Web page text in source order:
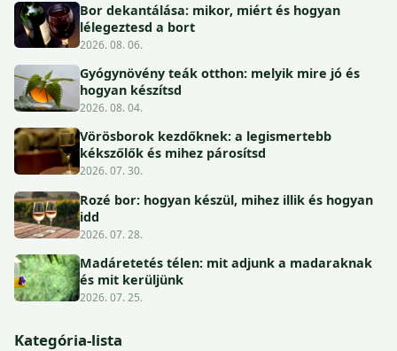
Bor dekantálása: mikor, miért és hogyan
lélegeztesd a bort
2026. 08. 06.
Gyógynövény teák otthon: melyik mire jó és
hogyan készítsd
2026. 08. 04.
Vörösborok kezdőknek: a legismertebb
kékszőlők és mihez párosítsd
2026. 07. 30.
Rozé bor: hogyan készül, mihez illik és hogyan
idd
2026. 07. 28.
Madáretetés télen: mit adjunk a madaraknak
és mit kerüljünk
2026. 07. 25.
Kategória-lista